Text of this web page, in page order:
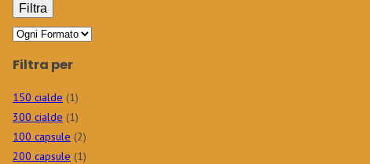
Filtra
Filtra per
150 cialde (1)
300 cialde (1)
100 capsule (2)
200 capsule (1)